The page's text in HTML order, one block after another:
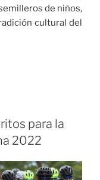
de niños,
cultural del
para la
2022